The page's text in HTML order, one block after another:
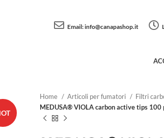
Email:info@canapashop.it
Home Articoli per fumatori
Filtri
MEDUSA® VIOLA carbon active tips 100